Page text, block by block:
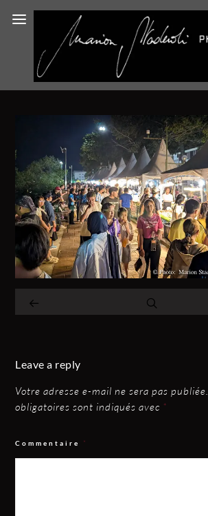
Leave a reply
Votre adresse e-mail ne sera pas publiée.
obligatoires sont indiqués avec *
Commentaire *